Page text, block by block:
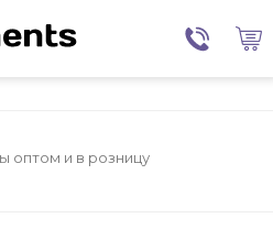
оптом и в розницу